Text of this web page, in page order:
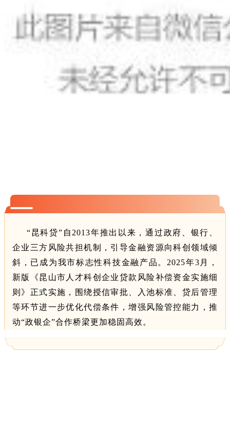
“昆科贷”自2013年推出以来，通过政府、银行、
企业三方风险共担机制，引导金融资源向科创领域倾
斜，已成为我市标志性科技金融产品。2025年3月，
新版《昆山市人才科创企业贷款风险补偿资金实施细
则》正式实施，围绕授信审批、入池标准、贷后管理
等环节进一步优化代偿条件，增强风险管控能力，推
动“政银企”合作桥梁更加稳固高效。